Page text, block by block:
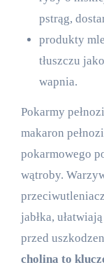
pstrąg,
produkty
tłuszczu
wapnia.
Pokarmy
makaron
pokarmowego
wątroby.
jabłka,
przed
cholina to